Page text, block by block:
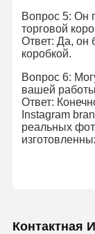
Вопрос 5: Он
торговой
Ответ: Да, он
коробкой.
Вопрос 6:
вашей
Ответ:
Instagram
реальных
Контактная